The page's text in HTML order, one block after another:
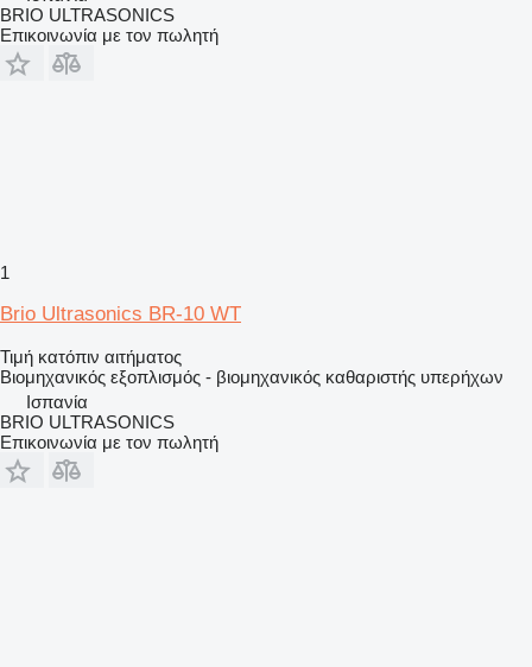
BRIO ULTRASONICS
Επικοινωνία με τον πωλητή
1
Brio Ultrasonics BR-10 WT
Τιμή κατόπιν αιτήματος
Βιομηχανικός εξοπλισμός - βιομηχανικός καθαριστής υπερήχων
Ισπανία
BRIO ULTRASONICS
Επικοινωνία με τον πωλητή